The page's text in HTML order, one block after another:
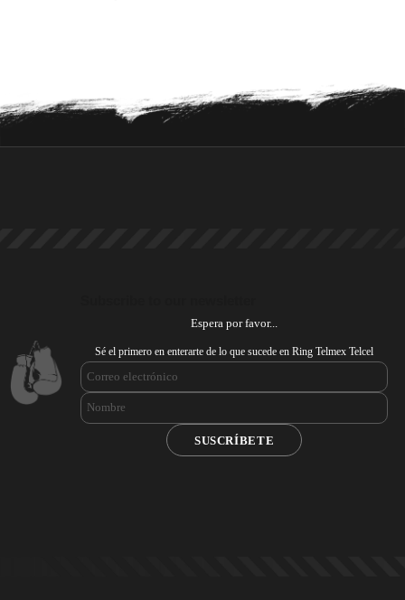
Espera por favor...
Sé el primero en enterarte de lo que sucede en Ring Telmex Telcel